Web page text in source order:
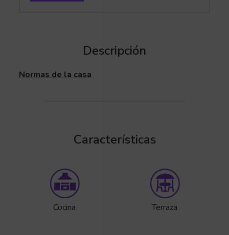
Descripción
Normas de la casa
Características
Cocina Terraza